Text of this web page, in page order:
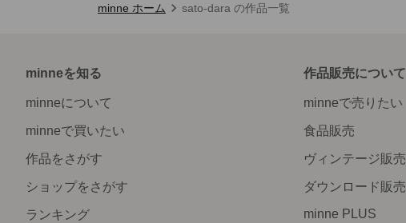
minne ホーム sato-dara の作品一覧
minneを知る
minneについて
minneで買いたい
作品をさがす
ショップをさがす
ランキング
作品販売について
minneで売りたい
食品販売
ヴィンテージ販売
ダウンロード販売
minne PLUS